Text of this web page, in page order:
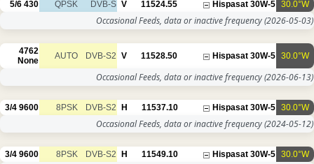
11524.55
V
DVB-S
QPSK
430
5/6
Occasional Feeds, data or
11528.50
V
DVB-S2
AUTO
4762
None
Occasional Feeds, data or
11537.10
H
DVB-S2
8PSK
9600
3/4
Occasional Feeds, data or
11549.10
H
DVB-S2
8PSK
9600
3/4